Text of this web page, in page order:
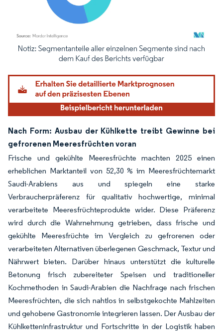
Bild © Mordor Intelligence. Wiederverwendung erfordert Namensnennung
Nach Form: Ausbau der Kühlkette treibt Gewinne bei
gefrorenen Meeresfrüchten voran
Frische und gekühlte Meeresfrüchte machten 2025 einen
erheblichen Marktanteil von 52,30 % im Meeresfrüchtemarkt
Saudi-Arabiens aus und spiegeln eine starke
Verbraucherpräferenz für qualitativ hochwertige, minimal
verarbeitete Meeresfrüchteprodukte wider. Diese Präferenz
wird durch die Wahrnehmung getrieben, dass frische und
gekühlte Meeresfrüchte im Vergleich zu gefrorenen oder
verarbeiteten Alternativen überlegenen Geschmack, Textur und
Nährwert bieten. Darüber hinaus unterstützt die kulturelle
Betonung frisch zubereiteter Speisen und traditioneller
Kochmethoden in Saudi-Arabien die Nachfrage nach frischen
Meeresfrüchten, die sich nahtlos in selbstgekochte Mahlzeiten
und gehobene Gastronomie integrieren lassen. Der Ausbau der
Kühlketteninfrastruktur und Fortschritte in der Logistik haben